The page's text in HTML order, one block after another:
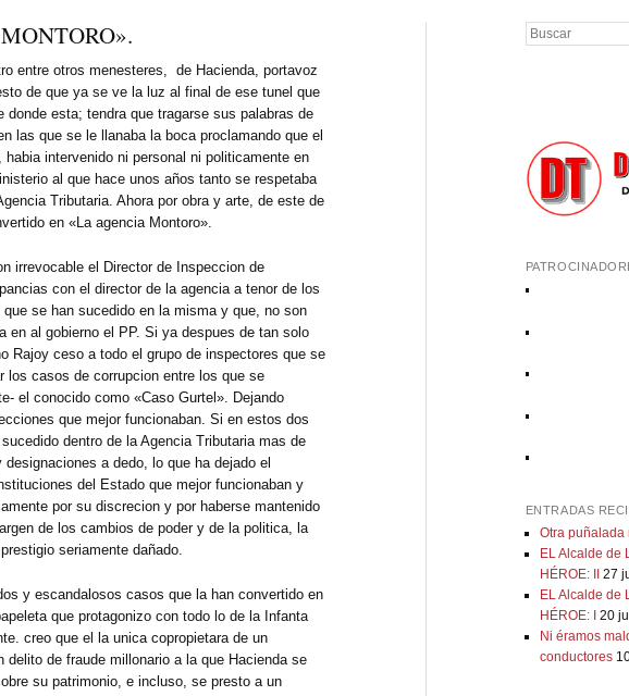
entre otros menesteres, de Hacienda, portavoz
de que ya se ve la luz al final de ese tunel que
donde esta; tendra que tragarse sus palabras de
las que se le llanaba la boca proclamando que el
intervenido ni personal ni politicamente en
al que hace unos años tanto se respetaba
Tributaria. Ahora por obra y arte, de este de
en «La agencia Montoro».
irrevocable el Director de Inspeccion de
con el director de la agencia a tenor de los
se han sucedido en la misma y que, no son
en al gobierno el PP. Si ya despues de tan solo
Rajoy ceso a todo el grupo de inspectores que se
los casos de corrupcion entre los que se
el conocido como «Caso Gurtel». Dejando
que mejor funcionaban. Si en estos dos
dentro de la Agencia Tributaria mas de
a dedo, lo que ha dejado el
del Estado que mejor funcionaban y
por su discrecion y por haberse mantenido
de los cambios de poder y de la politica, la
seriamente dañado.
y escandalosos casos que la han convertido en
que protagonizo con todo lo de la Infanta
creo que el la unica copropietara de un
delito de fraude millonario a la que Hacienda se
su patrimonio, e incluso, se presto a un
Buscar
ENTRADAS
Otra puñalada
EL Alcalde de
HÉROE: II
27
EL Alcalde de
HÉROE: I
20
Ni éramos
conductores